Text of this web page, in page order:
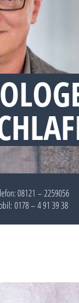
08121 – 2259056
0178 – 4 91 39 38